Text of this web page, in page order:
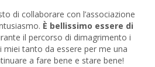
di collaborare con l’associazione
È bellissimo essere di
il percorso di dimagrimento i
miei tanto da essere per me una
a fare bene e stare bene!